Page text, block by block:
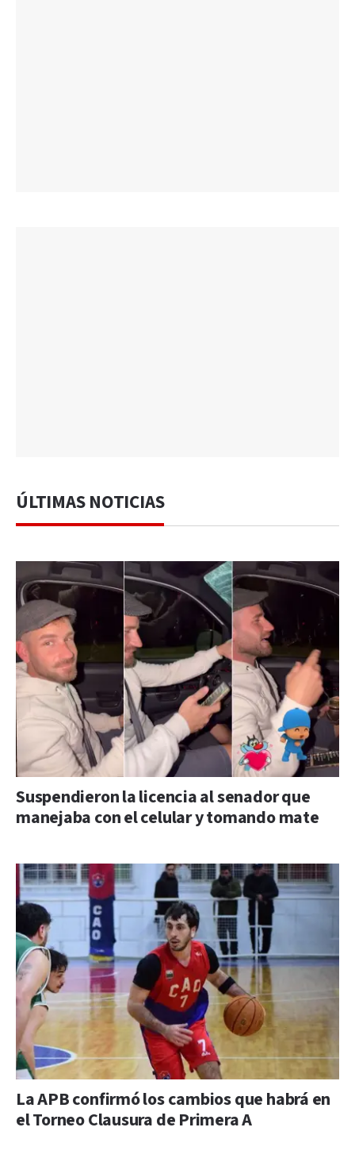
ÚLTIMAS NOTICIAS
Suspendieron la licencia al senador que
manejaba con el celular y tomando mate
La APB confirmó los cambios que habrá en
el Torneo Clausura de Primera A